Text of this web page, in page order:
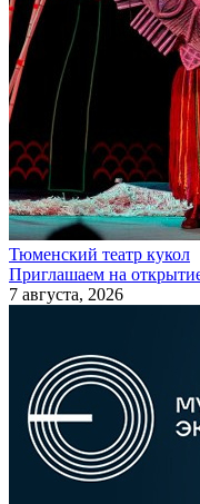
Тюменский театр кукол
Приглашаем на
7 августа, 2026